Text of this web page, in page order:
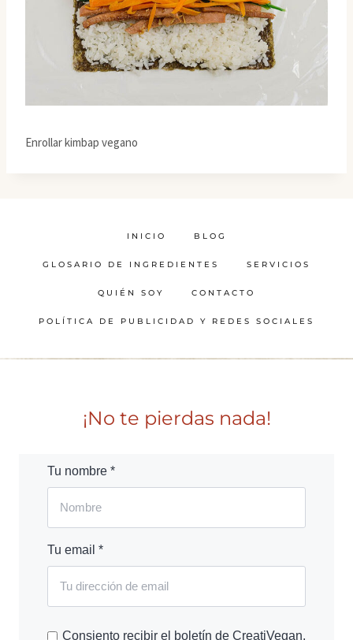
Enrollar kimbap vegano
INICIO BLOG
GLOSARIO DE INGREDIENTES SERVICIOS
QUIÉN SOY CONTACTO
POLÍTICA DE PUBLICIDAD Y REDES SOCIALES
¡No te pierdas nada!
Tu nombre *
Tu email *
Consiento recibir el boletín de CreatiVegan.